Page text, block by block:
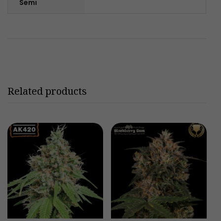
Semi
Related products